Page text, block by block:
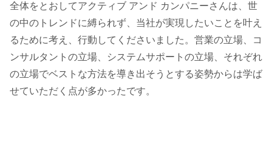
全体をとおしてアクティブ アンド カンパニーさんは、世
の中のトレンドに縛られず、当社が実現したいことを叶え
るために考え、行動してくださいました。営業の立場、コ
ンサルタントの立場、システムサポートの立場、それぞれ
の立場でベストな方法を導き出そうとする姿勢からは学ば
せていただく点が多かったです。